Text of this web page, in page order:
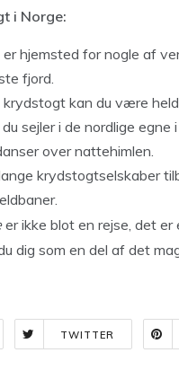
i Norge:
er hjemsted for nogle af
fjord.
krydstogt kan du være
du sejler i de nordlige
over nattehimlen.
krydstogtselskaber
er ikke blot en rejse, det er
dig som en del af det
TWITTER